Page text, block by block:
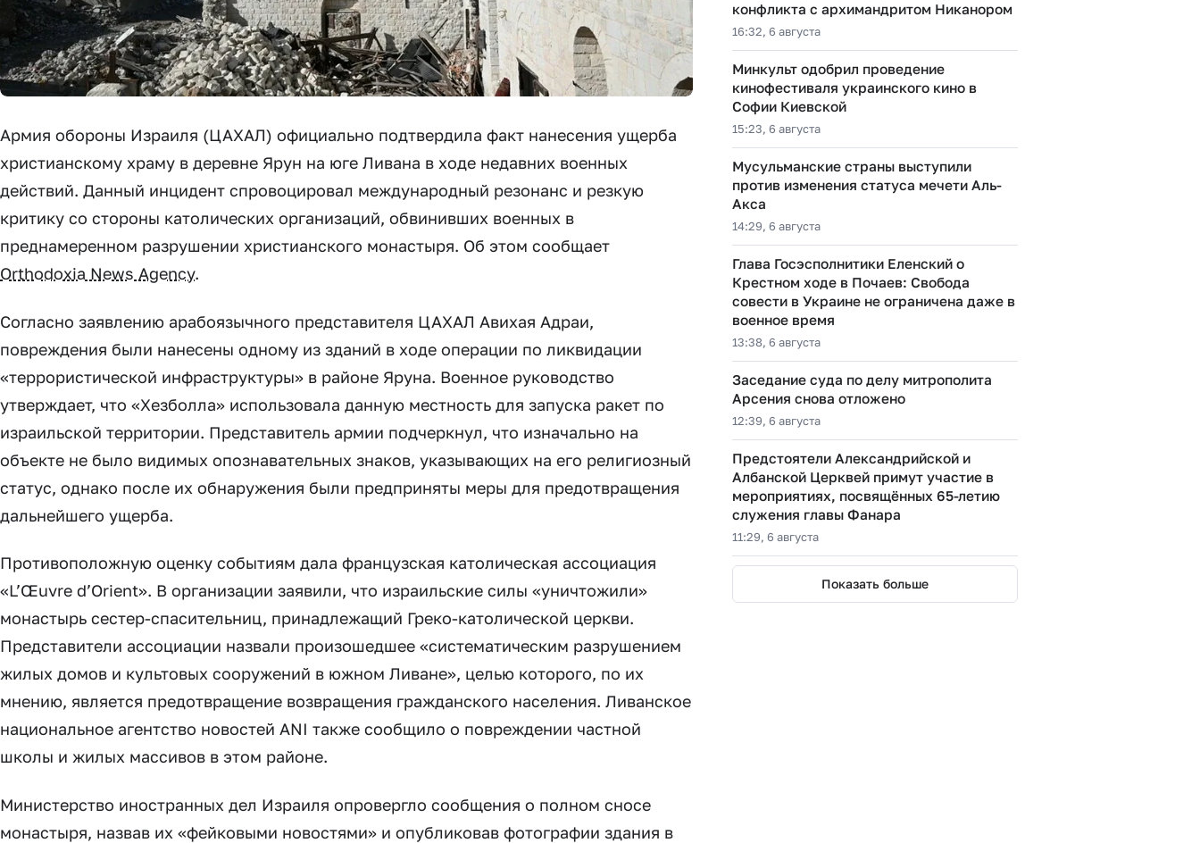
Армия обороны Израиля (ЦАХАЛ) официально подтвердила факт нанесения ущерба
христианскому храму в деревне Ярун на юге Ливана в ходе недавних военных
действий. Данный инцидент спровоцировал международный резонанс и резкую
критику со стороны католических организаций, обвинивших военных в
преднамеренном разрушении христианского монастыря. Об этом сообщает
Orthodoxia News Agency.
Согласно заявлению арабоязычного представителя ЦАХАЛ Авихая Адраи,
повреждения были нанесены одному из зданий в ходе операции по ликвидации
«террористической инфраструктуры» в районе Яруна. Военное руководство
утверждает, что «Хезболла» использовала данную местность для запуска ракет по
израильской территории. Представитель армии подчеркнул, что изначально на
объекте не было видимых опознавательных знаков, указывающих на его религиозный
статус, однако после их обнаружения были предприняты меры для предотвращения
дальнейшего ущерба.
Противоположную оценку событиям дала французская католическая ассоциация
«L’Œuvre d’Orient». В организации заявили, что израильские силы «уничтожили»
монастырь сестер-спасительниц, принадлежащий Греко-католической церкви.
Представители ассоциации назвали произошедшее «систематическим разрушением
жилых домов и культовых сооружений в южном Ливане», целью которого, по их
мнению, является предотвращение возвращения гражданского населения. Ливанское
национальное агентство новостей ANI также сообщило о повреждении частной
школы и жилых массивов в этом районе.
Министерство иностранных дел Израиля опровергло сообщения о полном сносе
монастыря, назвав их «фейковыми новостями» и опубликовав фотографии здания в
конфликта с архимандритом Никанором
16:32, 6 августа
Минкульт одобрил проведение
кинофестиваля украинского кино в
Софии Киевской
15:23, 6 августа
Мусульманские страны выступили
против изменения статуса мечети Аль-
Акса
14:29, 6 августа
Глава Госэсполнитики Еленский о
Крестном ходе в Почаев: Свобода
совести в Украине не ограничена даже в
военное время
13:38, 6 августа
Заседание суда по делу митрополита
Арсения снова отложено
12:39, 6 августа
Предстоятели Александрийской и
Албанской Церквей примут участие в
мероприятиях, посвящённых 65-летию
служения главы Фанара
11:29, 6 августа
Показать больше